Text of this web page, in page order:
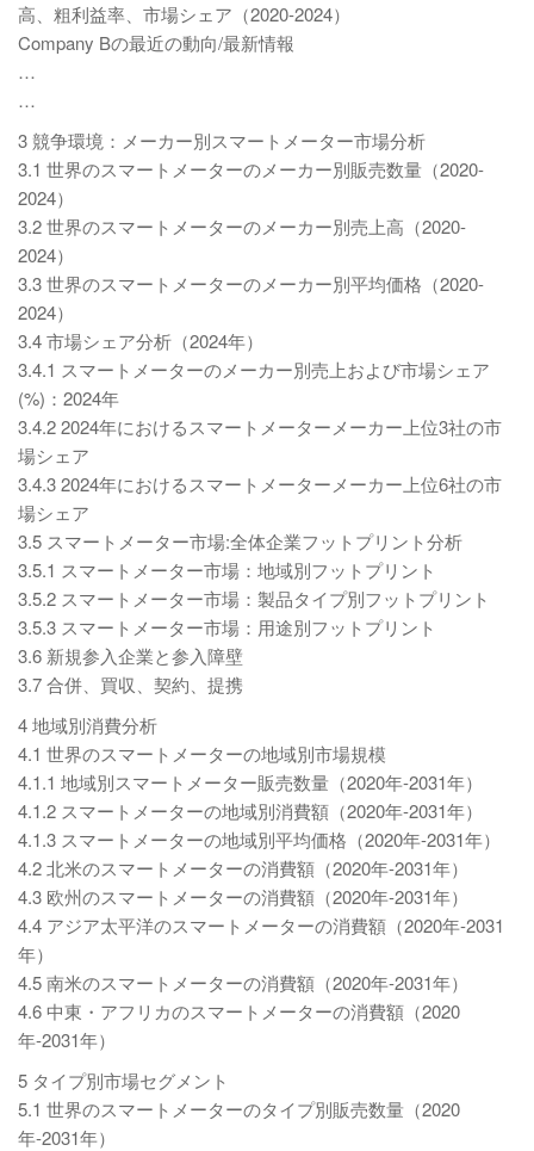
高、粗利益率、市場シェア（2020-2024）
Company Bの最近の動向/最新情報
…
…
3 競争環境：メーカー別スマートメーター市場分析
3.1 世界のスマートメーターのメーカー別販売数量（2020-
2024）
3.2 世界のスマートメーターのメーカー別売上高（2020-
2024）
3.3 世界のスマートメーターのメーカー別平均価格（2020-
2024）
3.4 市場シェア分析（2024年）
3.4.1 スマートメーターのメーカー別売上および市場シェア
(%)：2024年
3.4.2 2024年におけるスマートメーターメーカー上位3社の市
場シェア
3.4.3 2024年におけるスマートメーターメーカー上位6社の市
場シェア
3.5 スマートメーター市場:全体企業フットプリント分析
3.5.1 スマートメーター市場：地域別フットプリント
3.5.2 スマートメーター市場：製品タイプ別フットプリント
3.5.3 スマートメーター市場：用途別フットプリント
3.6 新規参入企業と参入障壁
3.7 合併、買収、契約、提携
4 地域別消費分析
4.1 世界のスマートメーターの地域別市場規模
4.1.1 地域別スマートメーター販売数量（2020年-2031年）
4.1.2 スマートメーターの地域別消費額（2020年-2031年）
4.1.3 スマートメーターの地域別平均価格（2020年-2031年）
4.2 北米のスマートメーターの消費額（2020年-2031年）
4.3 欧州のスマートメーターの消費額（2020年-2031年）
4.4 アジア太平洋のスマートメーターの消費額（2020年-2031
年）
4.5 南米のスマートメーターの消費額（2020年-2031年）
4.6 中東・アフリカのスマートメーターの消費額（2020
年-2031年）
5 タイプ別市場セグメント
5.1 世界のスマートメーターのタイプ別販売数量（2020
年-2031年）